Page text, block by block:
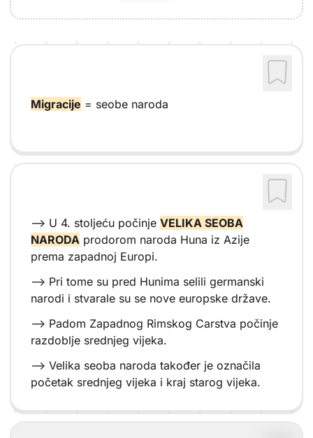
Migracije = seobe naroda
--> U 4. stoljeću počinje VELIKA SEOBA
NARODA prodorom naroda Huna iz Azije
prema zapadnoj Europi.
--> Pri tome su pred Hunima selili germanski
narodi i stvarale su se nove europske države.
--> Padom Zapadnog Rimskog Carstva počinje
razdoblje srednjeg vijeka.
--> Velika seoba naroda također je označila
početak srednjeg vijeka i kraj starog vijeka.